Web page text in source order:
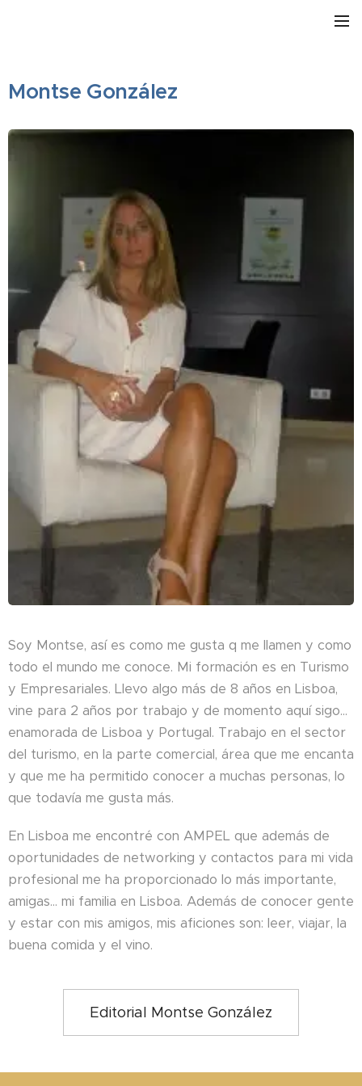
Montse González
Soy Montse, así es como me gusta q me llamen y como
todo el mundo me conoce. Mi formación es en Turismo
y Empresariales. Llevo algo más de 8 años en Lisboa,
vine para 2 años por trabajo y de momento aquí sigo...
enamorada de Lisboa y Portugal. Trabajo en el sector
del turismo, en la parte comercial, área que me encanta
y que me ha permitido conocer a muchas personas, lo
que todavía me gusta más.
En Lisboa me encontré con AMPEL que además de
oportunidades de networking y contactos para mi vida
profesional me ha proporcionado lo más importante,
amigas... mi familia en Lisboa. Además de conocer gente
y estar con mis amigos, mis aficiones son: leer, viajar, la
buena comida y el vino.
Editorial Montse González